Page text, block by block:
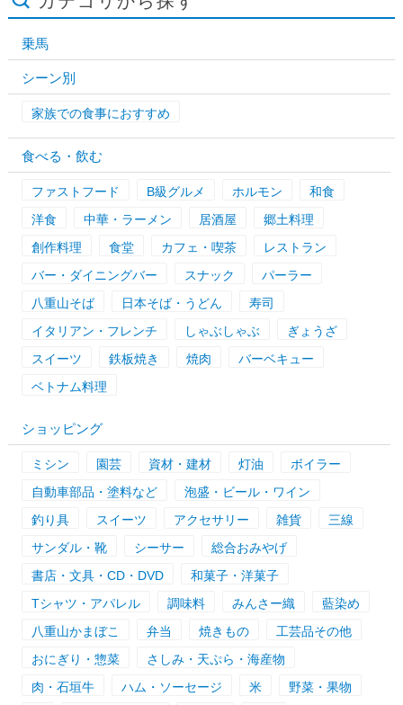
乗馬
シーン別
家族での食事におすすめ
食べる・飲む
ファストフード B級グルメ ホルモン
和食
洋食
中華・ラーメン 居酒屋
郷土料理
創作料理
食堂 カフェ・喫茶
レストラン
バー・ダイニングバー
スナック
パーラー
八重山そば
日本そば・うどん
寿司
イタリアン・フレンチ
しゃぶしゃぶ
ぎょうざ
スイーツ
鉄板焼き 焼肉
バーベキュー
ベトナム料理
ショッピング
ミシン 園芸 資材・建材 灯油
ボイラー
自動車部品・塗料など
泡盛・ビール・ワイン
釣り具
スイーツ アクセサリー 雑貨
三線
サンダル・靴
シーサー
総合おみやげ
書店・文具・CD・DVD
和菓子・洋菓子
Tシャツ・アパレル
調味料 みんさー織
藍染め
八重山かまぼこ
弁当 焼きもの
工芸品その他
おにぎり・惣菜
さしみ・天ぷら・海産物
肉・石垣牛
ハム・ソーセージ 米
野菜・果物